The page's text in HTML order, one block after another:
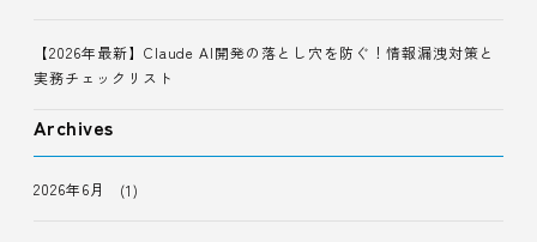
【2026年最新】Claude AI開発の落とし穴を防ぐ！情報漏洩対策と
実務チェックリスト
Archives
2026年6月 (1)